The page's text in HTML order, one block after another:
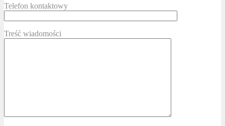
Telefon kontaktowy
Treść wiadomości